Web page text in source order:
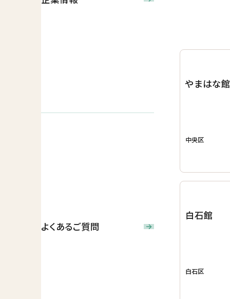
よくあるご質問
やまはな
中央区
白石館
白石区